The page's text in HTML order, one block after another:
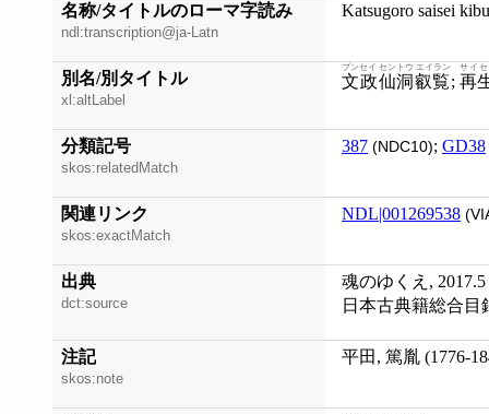
名称/タイトルのローマ字読み
ndl:transcription@ja-Latn
Katsugoro saisei
別名/別タイトル
xl:altLabel
文政仙洞叡覧
ブンセイ セントウ エイラン
; 再
サイ
分類記号
skos:relatedMatch
387 (NDC10); GD38
関連リンク
skos:exactMatch
NDL|001269538
出典
dct:source
魂のゆくえ, 2017.5
日本古典籍総合目
注記
skos:note
平田, 篤胤 (1776-